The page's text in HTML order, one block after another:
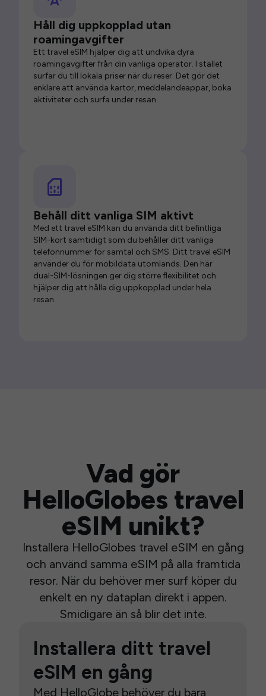
Håll dig uppkopplad utan
roamingavgifter
Ett travel eSIM hjälper dig att undvika dyra
roamingavgifter från din vanliga operatör. I stället
surfar du till lokala priser när du reser. Det gör det
enklare att använda kartor, meddelandeappar, boka
aktiviteter och surfa under resan.
Behåll ditt vanliga SIM aktivt
Med ett travel eSIM kan du använda ditt befintliga
SIM-kort samtidigt som du behåller ditt vanliga
telefonnummer för samtal och SMS. Ditt travel eSIM
använder du för mobildata utomlands. Den här
dual-SIM-lösningen ger dig större flexibilitet och
hjälper dig att hålla dig uppkopplad under hela
resan.
Vad gör
HelloGlobes travel
eSIM unikt?
Installera HelloGlobes travel eSIM en gång
och använd samma eSIM på alla framtida
resor. När du behöver mer surf köper du
enkelt en ny dataplan direkt i appen.
Smidigare än så blir det inte.
Installera ditt travel
eSIM en gång
Med HelloGlobe behöver du bara